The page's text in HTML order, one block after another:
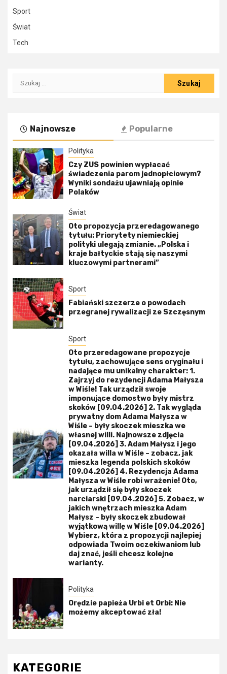
Sport
Świat
Tech
Szukaj:
Najnowsze Popularne
Polityka
Czy ZUS powinien wypłacać
świadczenia parom jednopłciowym?
Wyniki sondażu ujawniają opinie
Polaków
Świat
Oto propozycja przeredagowanego
tytułu: Priorytety niemieckiej
polityki ulegają zmianie. „Polska i
kraje bałtyckie stają się naszymi
kluczowymi partnerami”
Sport
Fabiański szczerze o powodach
przegranej rywalizacji ze Szczęsnym
Sport
Oto przeredagowane propozycje
tytułu, zachowujące sens oryginału i
nadające mu unikalny charakter: 1.
Zajrzyj do rezydencji Adama Małysza
w Wiśle! Tak urządził swoje
imponujące domostwo były mistrz
skoków [09.04.2026] 2. Tak wygląda
prywatny dom Adama Małysza w
Wiśle – były skoczek mieszka we
własnej willi. Najnowsze zdjęcia
[09.04.2026] 3. Adam Małysz i jego
okazała willa w Wiśle – zobacz, jak
mieszka legenda polskich skoków
[09.04.2026] 4. Rezydencja Adama
Małysza w Wiśle robi wrażenie! Oto,
jak urządził się były skoczek
narciarski [09.04.2026] 5. Zobacz, w
jakich wnętrzach mieszka Adam
Małysz – były skoczek zbudował
wyjątkową willę w Wiśle [09.04.2026]
Wybierz, która z propozycji najlepiej
odpowiada Twoim oczekiwaniom lub
daj znać, jeśli chcesz kolejne
warianty.
Polityka
Orędzie papieża Urbi et Orbi: Nie
możemy akceptować zła!
KATEGORIE